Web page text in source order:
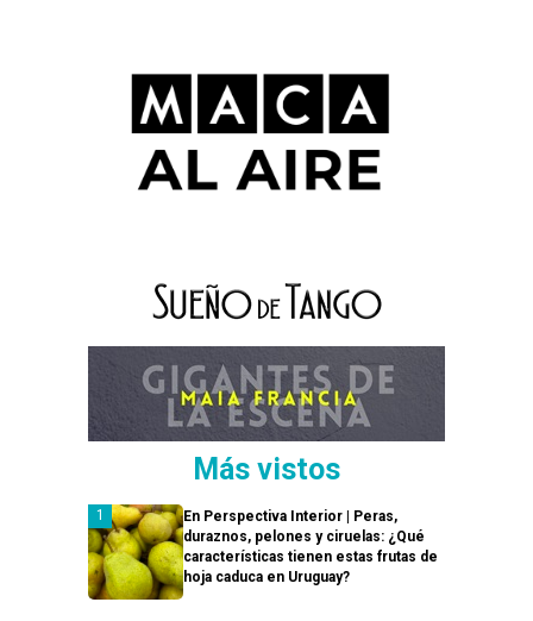
Más vistos
En Perspectiva Interior | Peras,
duraznos, pelones y ciruelas: ¿Qué
características tienen estas frutas de
hoja caduca en Uruguay?